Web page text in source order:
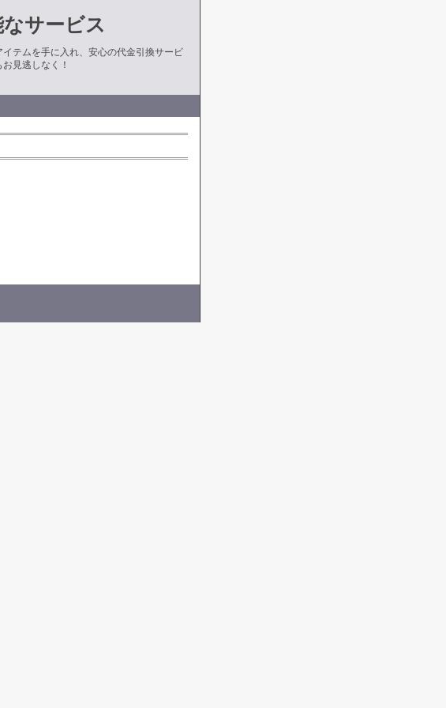
サービス
テムを手に入れ、安心の代金引換サービ
見逃しなく！